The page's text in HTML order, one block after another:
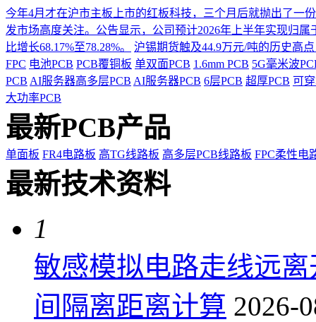
今年4月才在沪市主板上市的红板科技，三个月后就抛出了一
发市场高度关注。公告显示，公司预计2026年上半年实现归
比增长68.17%至78.28%。
沪锡期货触及44.9万元/吨的历史高
FPC 电池PCB PCB覆铜板 单双面PCB 1.6mm PCB 5G毫米波
PCB AI服务器高多层PCB AI服务器PCB 6层PCB 超厚PCB 可
大功率PCB
最新PCB产品
单面板 FR4电路板 高TG线路板 高多层PCB线路板 FPC柔性电
最新技术资料
1
敏感模拟电路走线远
间隔离距离计算 2026-